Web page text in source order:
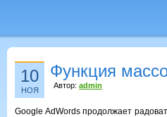
10
НОЯ
Функция
Автор: admin
Google AdWords продолжает